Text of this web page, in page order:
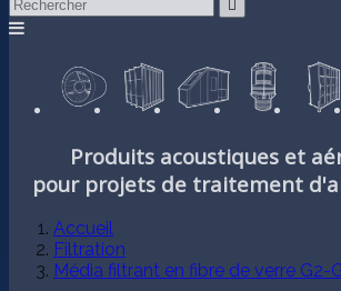

Produits acoustiques et
pour projets de traitement
Accueil
Filtration
Média filtrant en fibre de verre G2-